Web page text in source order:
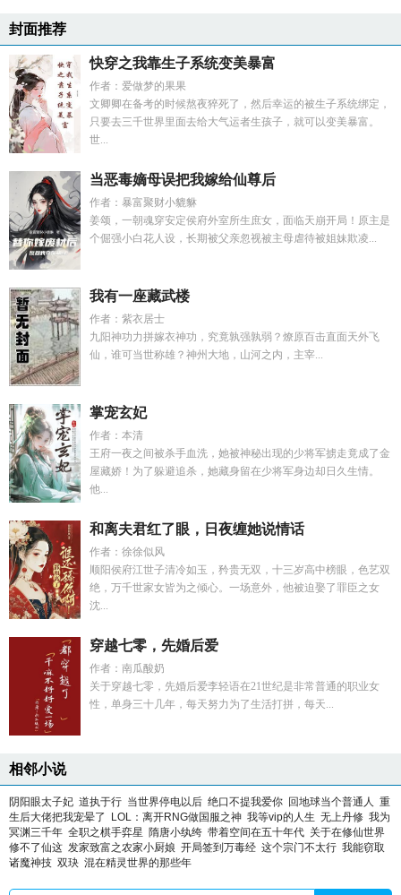
封面推荐
快穿之我靠生子系统变美暴富
作者：爱做梦的果果
文卿卿在备考的时候熬夜猝死了，然后幸运的被生子系统绑定，
只要去三千世界里面去给大气运者生孩子，就可以变美暴富。
世...
当恶毒嫡母误把我嫁给仙尊后
作者：暴富聚财小貔貅
姜颂，一朝魂穿安定侯府外室所生庶女，面临天崩开局！原主是
个倔强小白花人设，长期被父亲忽视被主母虐待被姐妹欺凌...
我有一座藏武楼
作者：紫衣居士
九阳神功力拼嫁衣神功，究竟孰强孰弱？燎原百击直面天外飞
仙，谁可当世称雄？神州大地，山河之内，主宰...
掌宠玄妃
作者：本清
王府一夜之间被杀手血洗，她被神秘出现的少将军掳走竟成了金
屋藏娇！为了躲避追杀，她藏身留在少将军身边却日久生情。
他...
和离夫君红了眼，日夜缠她说情话
作者：徐徐似风
顺阳侯府江世子清冷如玉，矜贵无双，十三岁高中榜眼，色艺双
绝，万千世家女皆为之倾心。一场意外，他被迫娶了罪臣之女
沈...
穿越七零，先婚后爱
作者：南瓜酸奶
关于穿越七零，先婚后爱李轻语在21世纪是非常普通的职业女
性，单身三十几年，每天努力为了生活打拼，每天...
相邻小说
阴阳眼太子妃 道执于行 当世界停电以后 绝口不提我爱你 回地球当个普通人 重
生后大佬把我宠晕了
LOL：离开RNG做国服之神 我等vip的人生 无上丹修 我为
冥渊三千年 全职之棋手弈星 隋唐小纨绔 带着空间在五十年代 关于在修仙世界
修不了仙这 发家致富之农家小厨娘 开局签到万毒经 这个宗门不太行 我能窃取
诸魔神技 双玦 混在精灵世界的那些年